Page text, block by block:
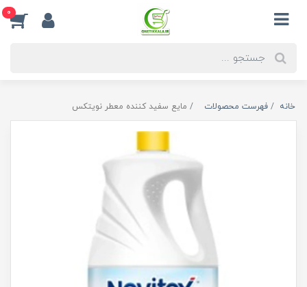
0
خانه فهرست محصولات مایع سفید کننده معطر نویتکس